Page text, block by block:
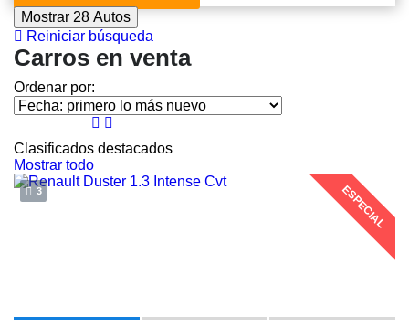
Mostrar 28 Autos
Reiniciar búsqueda
Carros en venta
Ordenar por:
Clasificados destacados
Mostrar todo
ESPECIAL
3